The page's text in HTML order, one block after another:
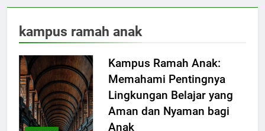
kampus ramah anak
Kampus Ramah Anak:
Memahami Pentingnya
Lingkungan Belajar yang
Aman dan Nyaman bagi
Anak